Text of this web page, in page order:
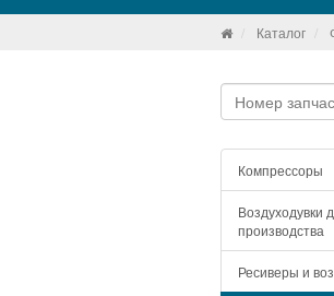
Каталог
Компрессоры
Воздуходувки
производства
Ресиверы и